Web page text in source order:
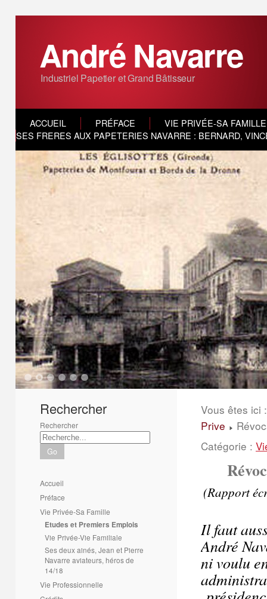
André Navarre
Industriel Papetier et Grand Bâtisseur
ACCUEIL PRÉFACE
VIE PRIVÉE-SA FAMILLE
SES FRERES AUX PAPETERIES NAVARRE : BERNARD,
1 2 3 4 5 6
Rechercher
Rechercher
Go
Accueil
Préface
Vie Privée-Sa Famille
Etudes et Premiers Emplois
Vie Privée-Vie Familiale
Ses deux ainés, Jean et Pierre
Navarre aviateurs, héros de
14/18
Vie Professionnelle
Vous êtes ici :
Prive
Catégorie :
(Rapport
Il faut
André
ni voulu